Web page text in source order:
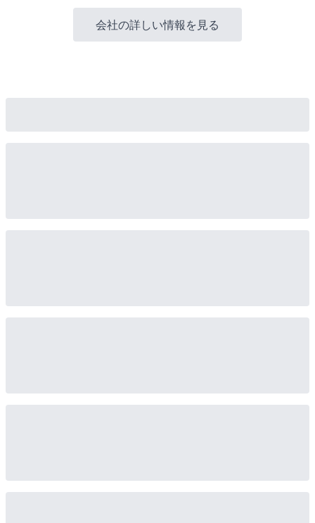
会社の詳しい情報を見る